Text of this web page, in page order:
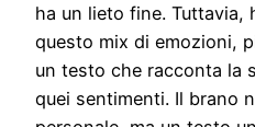
ha un lieto fine. Tuttavia,
questo mix di emozioni,
un testo che racconta la
quei sentimenti. Il brano